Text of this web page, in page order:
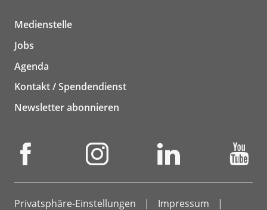
Medienstelle
Jobs
Agenda
Kontakt / Spendendienst
Newsletter abonnieren
Privatsphäre-Einstellungen Impressum